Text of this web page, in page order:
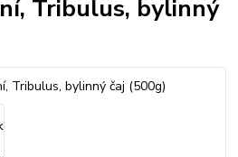
Tribulus, bylinný